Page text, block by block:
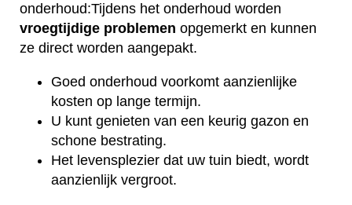
onderhoud:Tijdens het onderhoud worden
vroegtijdige problemen opgemerkt en kunnen
ze direct worden aangepakt.
Goed onderhoud voorkomt aanzienlijke
kosten op lange termijn.
U kunt genieten van een keurig gazon en
schone bestrating.
Het levensplezier dat uw tuin biedt, wordt
aanzienlijk vergroot.